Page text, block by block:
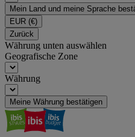
Mein Land und meine Sprache
EUR (€)
Zurück
Währung unten auswählen
Geografische Zone
Währung
Meine Währung bestätigen